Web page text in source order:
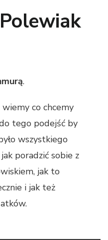
.
co chcemy
tego podejść by
wszystkiego
poradzić sobie z
jak to
i jak też